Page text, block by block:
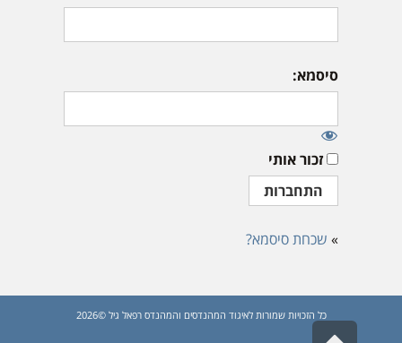
סיסמא:
זכור אותי
» שכחת סיסמא?
כל הזכויות שמורות לאיגוד המהנדסים והמהנדס רפאל גיל ©2026